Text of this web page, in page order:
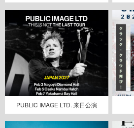
PUBLIC IMAGE LTD. 来日公演